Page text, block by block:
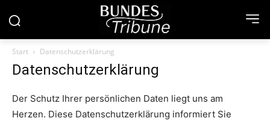
Start Datenschutzerklärung
Datenschutzerklärung
Der Schutz Ihrer persönlichen Daten liegt uns am
Herzen. Diese Datenschutzerklärung informiert Sie